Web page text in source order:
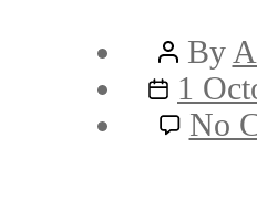
Post
author
By
Post
date
1
No